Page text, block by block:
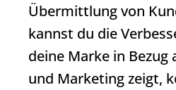
Übermittlung von
kannst du die
deine Marke in Bezug
und Marketing zeigt,